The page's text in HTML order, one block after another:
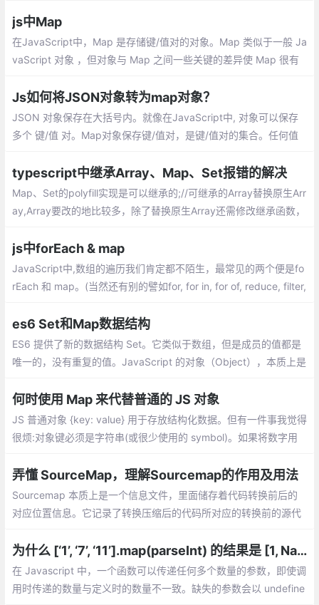
js中Map
在JavaScript中，Map 是存储键/值对的对象。Map 类似于一般 Ja
vaScript 对象 ，但对象与 Map 之间一些关键的差异使 Map 很有
Js如何将JSON对象转为map对象？
JSON 对象保存在大括号内。就像在JavaScript中, 对象可以保存
多个 键/值 对。Map对象保存键/值对，是键/值对的集合。任何值
“字符串—值”的对应
typescript中继承Array、Map、Set报错的解决
Map、Set的polyfill实现是可以继承的;//可继承的Array替换原生Arr
ay,Array要改的地比较多，除了替换原生Array还需修改继承函数，
js中forEach & map
JavaScript中,数组的遍历我们肯定都不陌生，最常见的两个便是fo
rEach 和 map。(当然还有别的譬如for, for in, for of, reduce, filter,
es6 Set和Map数据结构
ES6 提供了新的数据结构 Set。它类似于数组，但是成员的值都是
唯一的，没有重复的值。JavaScript 的对象（Object），本质上是
这给它的使用带来了很大的限制。
何时使用 Map 来代替普通的 JS 对象
JS 普通对象 {key: value} 用于存放结构化数据。但有一件事我觉得
很烦:对象键必须是字符串(或很少使用的 symbol)。如果将数字用
弄懂 SourceMap，理解Sourcemap的作用及用法
Sourcemap 本质上是一个信息文件，里面储存着代码转换前后的
对应位置信息。它记录了转换压缩后的代码所对应的转换前的源代
为什么 [‘1’, ‘7’, ‘11’].map(parseInt) 的结果是 [1, NaN, 3]？
在 Javascript 中，一个函数可以传递任何多个数量的参数，即使调
用时传递的数量与定义时的数量不一致。缺失的参数会以 undefine